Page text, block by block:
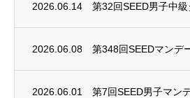
2026.06.14 第32回SEED男子中
2026.06.08 第348回SEEDマンデ
2026.06.01